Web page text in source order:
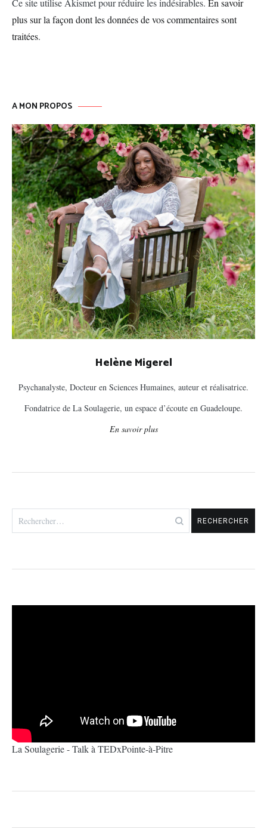
Ce site utilise Akismet pour réduire les indésirables. En savoir
plus sur la façon dont les données de vos commentaires sont
traitées.
A MON PROPOS
Helène Migerel
Psychanalyste, Docteur en Sciences Humaines, auteur et réalisatrice.
Fondatrice de La Soulagerie, un espace d’écoute en Guadeloupe.
En savoir plus
La Soulagerie - Talk à TEDxPointe-à-Pitre